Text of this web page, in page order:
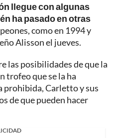
llegue con algunas
ha pasado en otras
como en 1994 y
Alisson el jueves.
las posibilidades de que la
trofeo que se la ha
prohibida, Carletto y sus
de que pueden hacer